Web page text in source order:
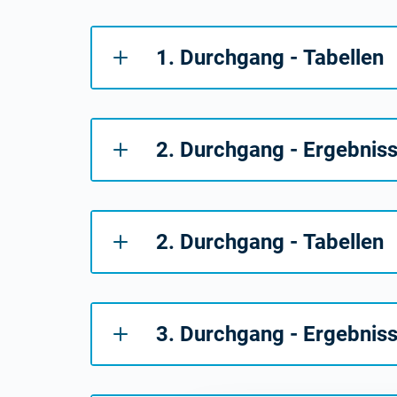
1. Durchgang - Tabellen
2. Durchgang -
2. Durchgang - Tabellen
3. Durchgang -